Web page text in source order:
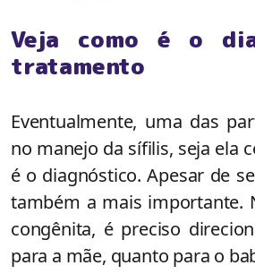
Veja como é o
tratamento
Eventualmente, uma das
no manejo da sífilis, seja ela
é o diagnóstico. Apesar de
também a mais importante.
congênita, é preciso
para a mãe, quanto para o